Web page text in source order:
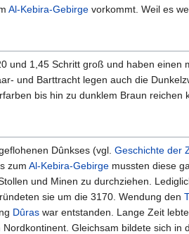
Al-Kebira-Gebirge vorkommt. Weil es
und 1,45 Schritt groß und haben
und Barttracht legen auch die
bis hin zu dunklem Braun reichen
Dûnkses (vgl. Geschichte der
zum Al-Kebira-Gebirge mussten diese
und Minen zu durchziehen.
sie um die 3170. Wendung den
Dûras war entstanden. Lange Zeit
Gleichsam bildete sich